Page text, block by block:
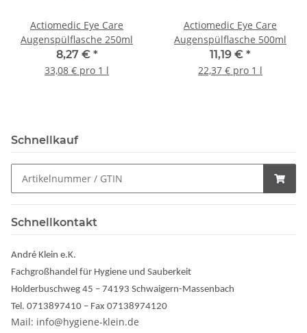
Actiomedic Eye Care
Augenspülflasche 250ml
8,27 € *
33,08 € pro 1 l
Actiomedic Eye Care
Augenspülflasche 500ml
11,19 € *
22,37 € pro 1 l
Schnellkauf
Schnellkontakt
André Klein e.K.
Fachgroßhandel für Hygiene und Sauberkeit
Holderbuschweg 45 – 74193 Schwaigern-Massenbach
Tel. 0713897410 – Fax 07138974120
Mail: info@hygiene-klein.de